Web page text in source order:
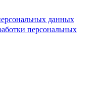
данных
персональных